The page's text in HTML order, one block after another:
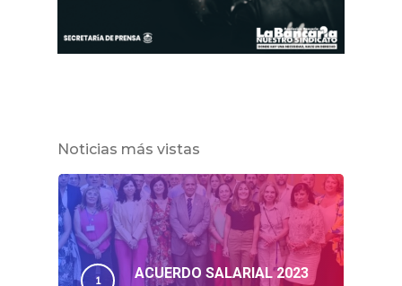
Noticias más vistas
ACUERDO SALARIAL 2023